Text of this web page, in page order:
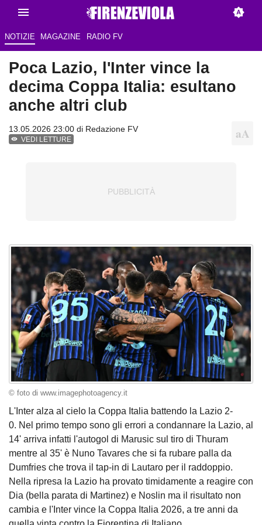
NOTIZIE MAGAZINE RADIO FV
Poca Lazio, l'Inter vince la
decima Coppa Italia: esultano
anche altri club
13.05.2026 23:00 di Redazione FV
VEDI LETTURE
© foto di www.imagephotoagency.it
L'Inter alza al cielo la Coppa Italia battendo la Lazio 2-
0. Nel primo tempo sono gli errori a condannare la Lazio, al
14' arriva infatti l'autogol di Marusic sul tiro di Thuram
mentre al 35' è Nuno Tavares che si fa rubare palla da
Dumfries che trova il tap-in di Lautaro per il raddoppio.
Nella ripresa la Lazio ha provato timidamente a reagire con
Dia (bella parata di Martinez) e Noslin ma il risultato non
cambia e l'Inter vince la Coppa Italia 2026, a tre anni da